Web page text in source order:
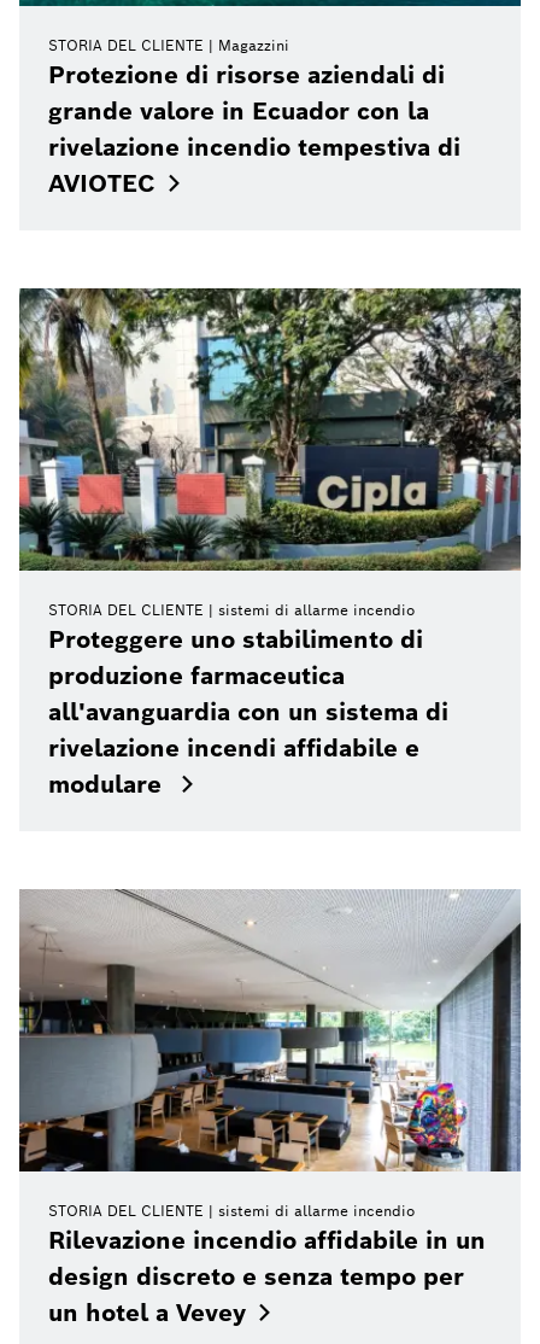
STORIA DEL CLIENTE Magazzini
Protezione di risorse aziendali di
grande valore in Ecuador con la
rivelazione incendio tempestiva di
AVIOTEC
STORIA DEL CLIENTE sistemi di allarme incendio
Proteggere uno stabilimento di
produzione farmaceutica
all'avanguardia con un sistema di
rivelazione incendi affidabile e
modulare
STORIA DEL CLIENTE sistemi di allarme incendio
Rilevazione incendio affidabile in un
design discreto e senza tempo per
un hotel a Vevey